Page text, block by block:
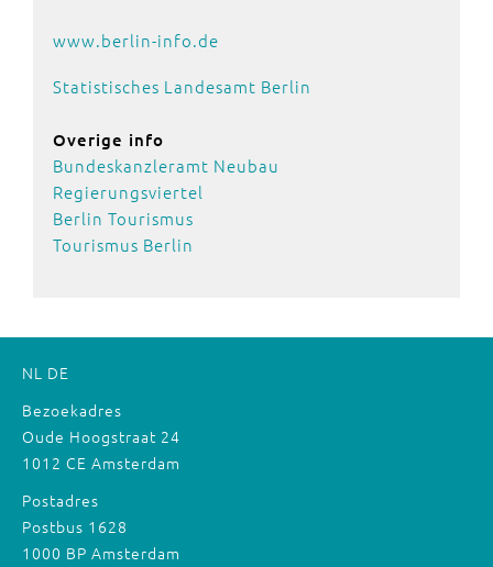
www.berlin-info.de
Statistisches Landesamt Berlin
Overige info
Bundeskanzleramt Neubau
Regierungsviertel
Berlin Tourismus
Tourismus Berlin
NL DE
Bezoekadres
Oude Hoogstraat 24
1012 CE Amsterdam
Postadres
Postbus 1628
1000 BP Amsterdam